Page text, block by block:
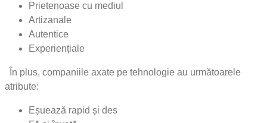
Prietenoase cu mediul
Artizanale
Autentice
Experiențiale
În plus, companiile axate pe tehnologie au următoarele
atribute:
Eșuează rapid și des